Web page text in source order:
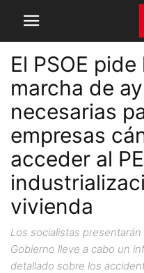
El PSOE
marcha de
necesarias
empresas
acceder al
vivienda
Los socialistas
Gobierno lleve a cabo un
detallado sobre los